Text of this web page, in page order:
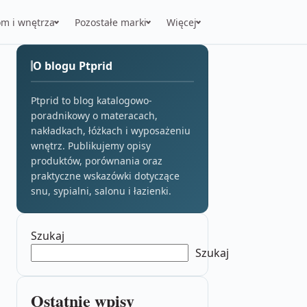
i wnętrza Pozostałe marki Więcej
O blogu Ptprid
Ptprid to blog katalogowo-
poradnikowy o materacach,
nakładkach, łóżkach i wyposażeniu
wnętrz. Publikujemy opisy
produktów, porównania oraz
praktyczne wskazówki dotyczące
snu, sypialni, salonu i łazienki.
Szukaj
Szukaj
Ostatnie wpisy